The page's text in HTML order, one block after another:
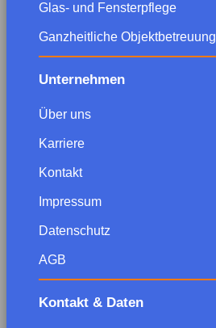
Glas- und Fensterpflege
Ganzheitliche Objektbetreuung
Unternehmen
Über uns
Karriere
Kontakt
Impressum
Datenschutz
AGB
Kontakt & Daten